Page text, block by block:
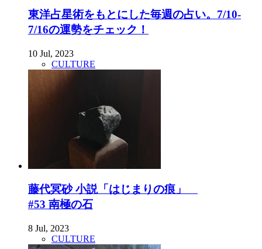
東洋占星術をもとにした毎週の占い。7/10-
7/16の運勢をチェック！
10 Jul, 2023
CULTURE
藤代冥砂 小説「はじまりの痕」
#53 南極の石
8 Jul, 2023
CULTURE